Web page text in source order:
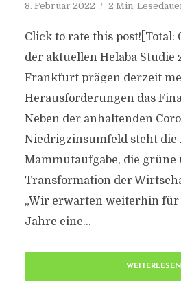
8. Februar 2022 2 Min.
Click to rate this post![Total:
der aktuellen Helaba Studie
Frankfurt prägen derzeit
Herausforderungen das
Neben der anhaltenden
Niedrigzinsumfeld steht die
Mammutaufgabe, die grüne
Transformation der
„Wir erwarten weiterhin für
Jahre eine...
WEITERLESEN